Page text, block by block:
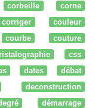
corbeille
corne
corriger
couleur
courbe
couture
css
dates
débat
deconstruction
démarrage